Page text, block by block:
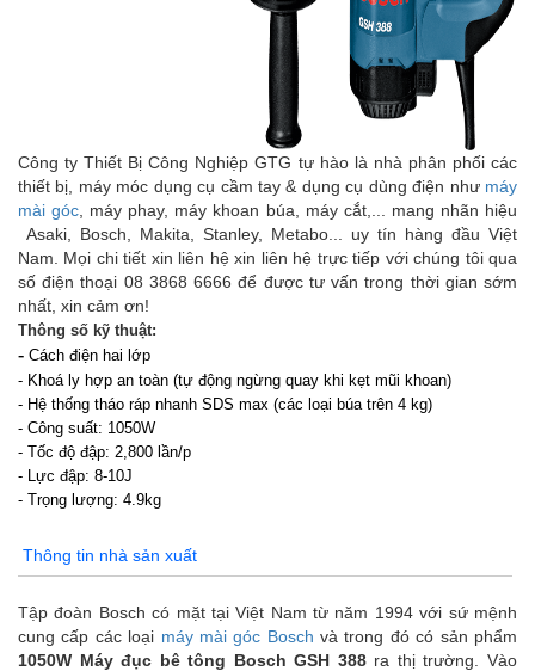
Công ty Thiết Bị Công Nghiệp GTG tự hào là nhà phân phối các
thiết bị, máy móc dụng cụ cầm tay & dụng cụ dùng điện như máy
mài góc , máy phay, máy khoan búa, máy cắt,... mang nhãn hiệu
Asaki, Bosch, Makita, Stanley, Metabo... uy tín hàng đầu Việt
Nam. Mọi chi tiết xin liên hệ xin liên hệ trực tiếp với chúng tôi qua
số điện thoại 08 3868 6666 để được tư vấn trong thời gian sớm
nhất, xin cảm ơn!
Thông số kỹ thuật:
- Cách điện hai lớp
- Khoá ly hợp an toàn (tự động ngừng quay khi kẹt mũi khoan)
- Hệ thống tháo ráp nhanh SDS max (các loại búa trên 4 kg)
- Công suất: 1050W
- Tốc độ đập: 2,800 lần/p
-
Lực đập: 8-10J
- Trọng lượng: 4.9kg
Thông tin nhà sản xuất
Tập đoàn Bosch có mặt tại Việt Nam từ năm 1994 với sứ mệnh
cung cấp các loại máy mài góc Bosch và trong đó có sản phẩm
1050W Máy đục bê tông Bosch GSH 388ra thị trường. Vào